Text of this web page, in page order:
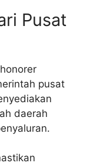
Pusat
pusat
daerah